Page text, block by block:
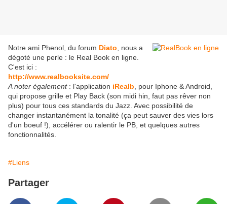
Notre ami Phenol, du forum Diato , nous a
dégoté une perle : le Real Book en ligne.
C'est ici :
http://www.realbooksite.com/
A noter également : l'application iRealb , pour Iphone & Android,
qui propose grille et Play Back (son midi hin, faut pas rêver non
plus) pour tous ces standards du Jazz. Avec possibilité de
changer instantanément la tonalité (ça peut sauver des vies lors
d'un boeuf !), accélérer ou ralentir le PB, et quelques autres
fonctionnalités.
#Liens
Partager